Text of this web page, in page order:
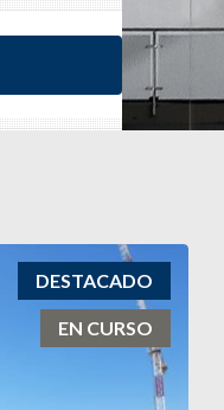
DESTACADO
EN CURSO